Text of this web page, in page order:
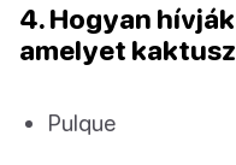
4. Hogyan
amelyet
Pulque